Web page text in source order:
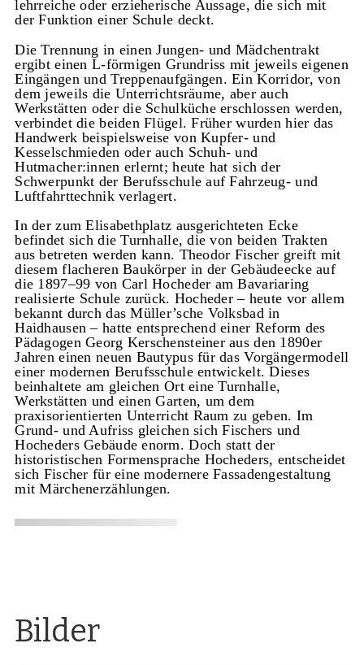
lehrreiche oder erzieherische Aussage, die sich mit
der Funktion einer Schule deckt.
Die Trennung in einen Jungen- und Mädchentrakt
ergibt einen L-förmigen Grundriss mit jeweils eigenen
Eingängen und Treppenaufgängen. Ein Korridor, von
dem jeweils die Unterrichtsräume, aber auch
Werkstätten oder die Schulküche erschlossen werden,
verbindet die beiden Flügel. Früher wurden hier das
Handwerk beispielsweise von Kupfer- und
Kesselschmieden oder auch Schuh- und
Hutmacher:innen erlernt; heute hat sich der
Schwerpunkt der Berufsschule auf Fahrzeug- und
Luftfahrttechnik verlagert.
In der zum Elisabethplatz ausgerichteten Ecke
befindet sich die Turnhalle, die von beiden Trakten
aus betreten werden kann. Theodor Fischer greift mit
diesem flacheren Baukörper in der Gebäudeecke auf
die 1897–99 von Carl Hocheder am Bavariaring
realisierte Schule zurück. Hocheder – heute vor allem
bekannt durch das Müller’sche Volksbad in
Haidhausen – hatte entsprechend einer Reform des
Pädagogen Georg Kerschensteiner aus den 1890er
Jahren einen neuen Bautypus für das Vorgängermodell
einer modernen Berufsschule entwickelt. Dieses
beinhaltete am gleichen Ort eine Turnhalle,
Werkstätten und einen Garten, um dem
praxisorientierten Unterricht Raum zu geben. Im
Grund- und Aufriss gleichen sich Fischers und
Hocheders Gebäude enorm. Doch statt der
historistischen Formensprache Hocheders, entscheidet
sich Fischer für eine modernere Fassadengestaltung
mit Märchenerzählungen.
Bilder